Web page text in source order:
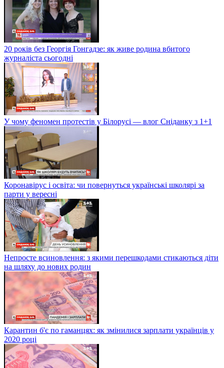
20 років без Георгія Гонгадзе: як живе родина вбитого
журналіста сьогодні
У чому феномен протестів у Білорусі — влог Сніданку з 1+1
Коронавірус і освіта: чи повернуться українські школярі за
парти у вересні
Непросте всиновлення: з якими перешкодами стикаються діти
на шляху до нових родин
Карантин б'є по гаманцях: як змінилися зарплати українців у
2020 році